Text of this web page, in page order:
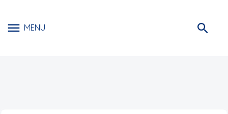
MENU